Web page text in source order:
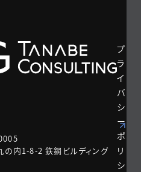
内1-8-2 鉃鋼ビルディング
プ
ラ
イ
バ
シ
ー
ポ
リ
シ